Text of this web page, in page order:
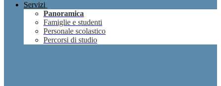
Servizi
Panoramica
Famiglie e studenti
Personale scolastico
Percorsi di studio